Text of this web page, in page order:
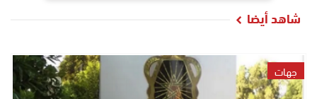
شاهد أيضا
جهات